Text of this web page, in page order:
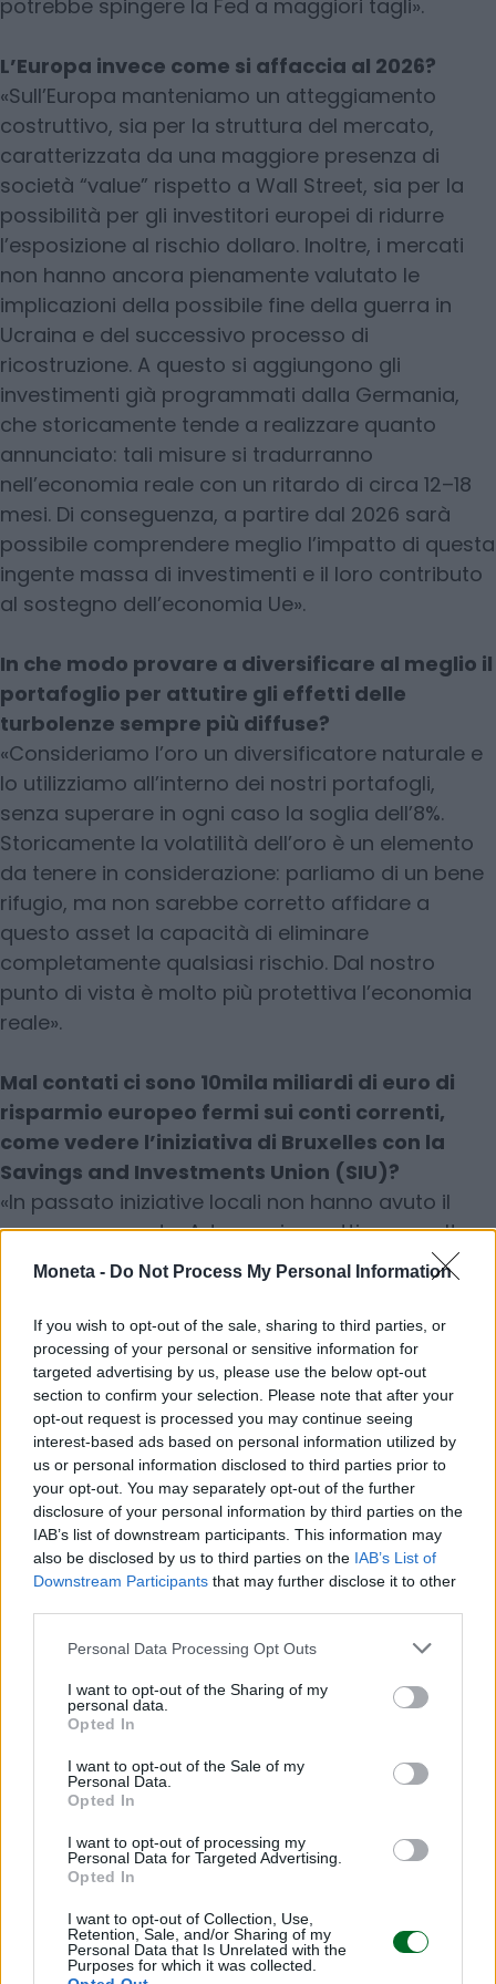
Moneta - Do Not Process My Personal Information
If you wish to opt-out of the sale, sharing to third parties, or
processing of your personal or sensitive information for
targeted advertising by us, please use the below opt-out
section to confirm your selection. Please note that after your
opt-out request is processed you may continue seeing
interest-based ads based on personal information utilized by
us or personal information disclosed to third parties prior to
your opt-out. You may separately opt-out of the further
disclosure of your personal information by third parties on the
IAB’s list of downstream participants. This information may
also be disclosed by us to third parties on the IAB’s List of
Downstream Participants that may further disclose it to other
Personal Data Processing Opt Outs
I want to opt-out of the Sharing of my
personal data.
Opted In
I want to opt-out of the Sale of my
Personal Data.
Opted In
I want to opt-out of processing my
Personal Data for Targeted Advertising.
Opted In
I want to opt-out of Collection, Use,
Retention, Sale, and/or Sharing of my
Personal Data that Is Unrelated with the
Purposes for which it was collected.
potrebbe spingere la Fed a maggiori tagli».
L’Europa invece come si affaccia al 2026?
«Sull’Europa manteniamo un atteggiamento
costruttivo, sia per la struttura del mercato,
caratterizzata da una maggiore presenza di
società “value” rispetto a Wall Street, sia per la
possibilità per gli investitori europei di ridurre
l’esposizione al rischio dollaro. Inoltre, i mercati
non hanno ancora pienamente valutato le
implicazioni della possibile fine della guerra in
Ucraina e del successivo processo di
ricostruzione. A questo si aggiungono gli
investimenti già programmati dalla Germania,
che storicamente tende a realizzare quanto
annunciato: tali misure si tradurranno
nell’economia reale con un ritardo di circa 12–18
mesi. Di conseguenza, a partire dal 2026 sarà
possibile comprendere meglio l’impatto di questa
ingente massa di investimenti e il loro contributo
al sostegno dell’economia Ue».
In che modo provare a diversificare al meglio il
portafoglio per attutire gli effetti delle
turbolenze sempre più diffuse?
«Consideriamo l’oro un diversificatore naturale e
lo utilizziamo all’interno dei nostri portafogli,
senza superare in ogni caso la soglia dell’8%.
Storicamente la volatilità dell’oro è un elemento
da tenere in considerazione: parliamo di un bene
rifugio, ma non sarebbe corretto affidare a
questo asset la capacità di eliminare
completamente qualsiasi rischio. Dal nostro
punto di vista è molto più protettiva l’economia
reale».
Mal contati ci sono 10mila miliardi di euro di
risparmio europeo fermi sui conti correnti,
come vedere l’iniziativa di Bruxelles con la
Savings and Investments Union (SIU)?
«In passato iniziative locali non hanno avuto il
successo sperato. Adesso ci aspettiamo molto
dalla SIU e ci auguriamo che possa essere
l’investitore può mettere al lavoro i propri
risparmi all’interno dell’Europa. Spero sia un
modello vicino agli Individual Saving Account
britannici, con l’incentivo fiscale che è un driver di
avvicinamento al mondo degli investimenti».
Un discorso che si intreccia con quello
dell’allungamento dell’aspettativa di vita
«La longevità è una tematica chiave che rende
evidente la necessità di creare le premesse per
un tenore di vita adeguato anche dopo la
pensione. Ci sono sistemi di pensione
complementare, anche noi ne gestiamo uno, ma
presentano dei limiti come la tassazione sul
maturato. Come Fineco AM abbiamo da poco
lanciato una serie di Etf attivi che danno la
possibilità di mettere al lavoro efficacemente il
l’esposizione all’equity al 2040, 2050 e 2060: nel
momento in cui per un determinato numero di
anni si raggiunge un rendimento annualizzato del
7%, questo viene protetto prima che finisca il